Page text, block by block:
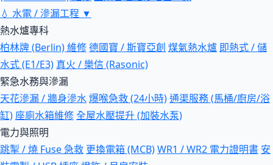
💧 水電 / 滲漏工程 ▼
熱水爐專科
柏林牌 (Berlin) 維修德國寶 / 斯寶亞創 煤氣熱水爐 即熱式 / 儲
水式 (E1/E3) 真火 / 樂信 (Rasonic)
緊急水務與滲漏
天花滲漏 / 牆身滲水爆喉急救 (24小時)通渠服務 (馬桶/廚房/浴
缸) 座廁水箱維修全屋水壓提升 (加裝水泵)
電力與照明
跳掣 / 燒 Fuse 急救 更換電箱 (MCB)WR1 / WR2 電力證明書 安